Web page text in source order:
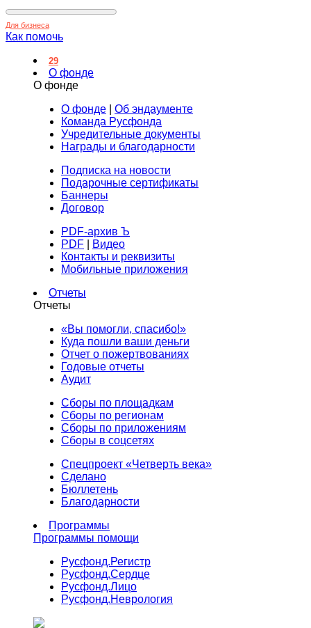
Для бизнеса
Как помочь
29
О фонде
О фонде
О фонде
Об эндаументе
Команда Русфонда
Учредительные документы
Награды и благодарности
Подписка на новости
Подарочные сертификаты
Баннеры
Договор
PDF-архив Ъ
PDF
Видео
Контакты и реквизиты
Мобильные приложения
Отчеты
Отчеты
«Вы помогли, спасибо!»
Куда пошли ваши деньги
Отчет о пожертвованиях
Годовые отчеты
Аудит
Сборы по площадкам
Сборы по регионам
Сборы по приложениям
Сборы в соцсетях
Спецпроект «Четверть века»
Сделано
Бюллетень
Благодарности
Программы
Программы помощи
Русфонд.Регистр
Русфонд.Сердце
Русфонд.Лицо
Русфонд.Неврология